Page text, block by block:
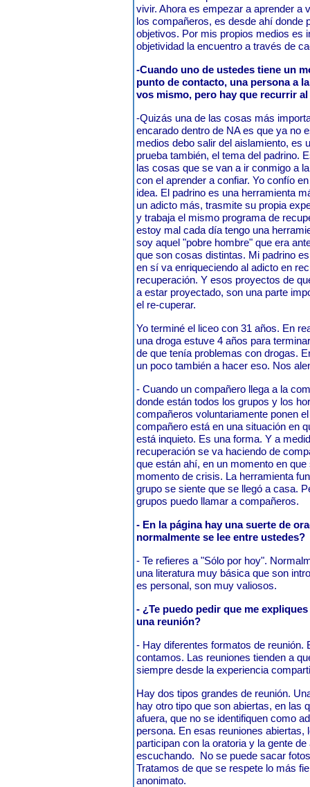
vivir. Ahora es empezar a aprender a
los compañeros, es desde ahí donde
objetivos. Por mis propios medios es
objetividad la encuentro a través de
-Cuando uno de ustedes tiene un
punto de contacto, una persona a
vos mismo, pero hay que recurrir
-Quizás una de las cosas más
encarado dentro de NA es que ya no
medios debo salir del aislamiento, es
prueba también, el tema del padrino.
las cosas que se van a ir conmigo a
con el aprender a confiar. Yo confío
idea. El padrino es una herramienta
un adicto más, trasmite su propia
y trabaja el mismo programa de
estoy mal cada día tengo una
soy aquel "pobre hombre" que era
que son cosas distintas. Mi padrino
en sí va enriqueciendo al adicto en
recuperación. Y esos proyectos de
a estar proyectado, son una parte
el re-cuperar.
Yo terminé el liceo con 31 años. En
una droga estuve 4 años para
de que tenía problemas con drogas.
un poco también a hacer eso. Nos
- Cuando un compañero llega a la
donde están todos los grupos y los
compañeros voluntariamente ponen
compañero está en una situación en
está inquieto. Es una forma. Y a
recuperación se va haciendo de
que están ahí, en un momento en
momento de crisis. La herramienta
grupo se siente que se llegó a casa.
grupos puedo llamar a compañeros.
- En la página hay una suerte de
normalmente se lee entre ustedes?
- Te refieres a "Sólo por hoy".
una literatura muy básica que son
es personal, son muy valiosos.
- ¿Te puedo pedir que me
una reunión?
- Hay diferentes formatos de reunión.
contamos. Las reuniones tienden a
siempre desde la experiencia
Hay dos tipos grandes de reunión.
hay otro tipo que son abiertas, en las
afuera, que no se identifiquen como
persona. En esas reuniones abiertas,
participan con la oratoria y la gente
escuchando. No se puede sacar
Tratamos de que se respete lo más
anonimato.